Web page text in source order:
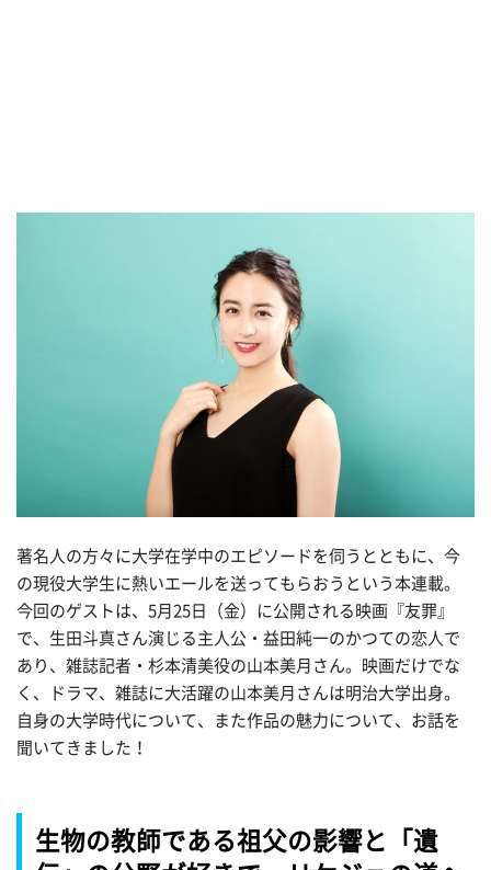
著名人の方々に大学在学中のエピソードを伺うとともに、今
の現役大学生に熱いエールを送ってもらおうという本連載。
今回のゲストは、5月25日（金）に公開される映画『友罪』
で、生田斗真さん演じる主人公・益田純一のかつての恋人で
あり、雑誌記者・杉本清美役の山本美月さん。映画だけでな
く、ドラマ、雑誌に大活躍の山本美月さんは明治大学出身。
自身の大学時代について、また作品の魅力について、お話を
聞いてきました！
生物の教師である祖父の影響と「遺